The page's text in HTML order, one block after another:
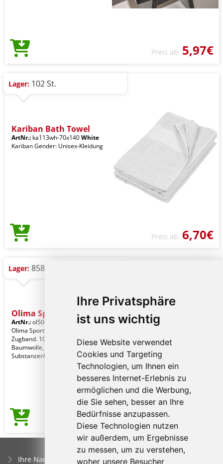
Ihre Privatsphäre
ist uns wichtig
Diese Website verwendet
Cookies und Targeting
Technologien, um Ihnen ein
besseres Internet-Erlebnis zu
ermöglichen und die Werbung,
die Sie sehen, besser an Ihre
Bedürfnisse anzupassen.
Diese Technologien nutzen
wir außerdem, um Ergebnisse
zu messen, um zu verstehen,
woher unsere Besucher
Preis ab 5,97€
Lager: 102 St.
Kariban Bath Towel
ArtNr.: ka113wh-70x140White
Kariban Gender: Unisex-Kleidung
Preis ab 6,70€
Lager: 858 St.
Olima Sport Towel
ArtNr.:ol500wh-70x140White
Olima Sporttücher mit Kontrast-
Zugband. 100% Ringgesponnene
Baumwolle, 16/1. Ohne schädliche
Substanzen! Zertifiziert na
Ihre Nachfrage